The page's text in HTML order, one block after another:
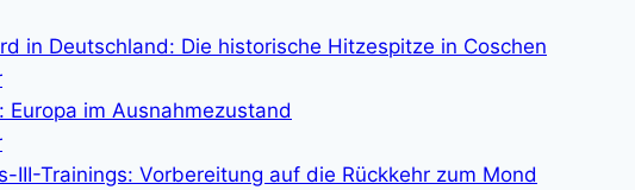
in Deutschland: Die historische Hitzespitze in Coschen
im Ausnahmezustand
III-Trainings: Vorbereitung auf die Rückkehr zum Mond